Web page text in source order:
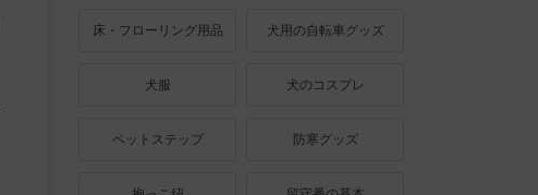
床・フローリング用品 犬用の自転車グッズ
犬服 犬のコスプレ
ペットステップ 防寒グッズ